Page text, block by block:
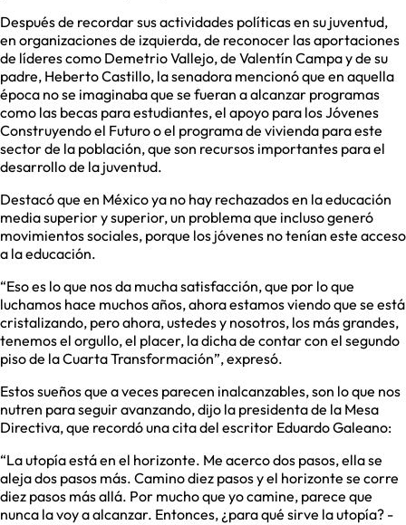
Después de recordar sus actividades políticas en su juventud,
en organizaciones de izquierda, de reconocer las aportaciones
de líderes como Demetrio Vallejo, de Valentín Campa y de su
padre, Heberto Castillo, la senadora mencionó que en aquella
época no se imaginaba que se fueran a alcanzar programas
como las becas para estudiantes, el apoyo para los Jóvenes
Construyendo el Futuro o el programa de vivienda para este
sector de la población, que son recursos importantes para el
desarrollo de la juventud.
Destacó que en México ya no hay rechazados en la educación
media superior y superior, un problema que incluso generó
movimientos sociales, porque los jóvenes no tenían este acceso
a la educación.
“Eso es lo que nos da mucha satisfacción, que por lo que
luchamos hace muchos años, ahora estamos viendo que se está
cristalizando, pero ahora, ustedes y nosotros, los más grandes,
tenemos el orgullo, el placer, la dicha de contar con el segundo
piso de la Cuarta Transformación”, expresó.
Estos sueños que a veces parecen inalcanzables, son lo que nos
nutren para seguir avanzando, dijo la presidenta de la Mesa
Directiva, que recordó una cita del escritor Eduardo Galeano:
“La utopía está en el horizonte. Me acerco dos pasos, ella se
aleja dos pasos más. Camino diez pasos y el horizonte se corre
diez pasos más allá. Por mucho que yo camine, parece que
nunca la voy a alcanzar. Entonces, ¿para qué sirve la utopía? -